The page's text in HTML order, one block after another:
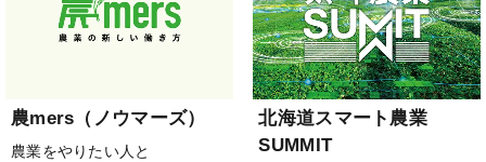
農mers（ノウマーズ）
農業をやりたい人と
北海道スマート農業
SUMMIT